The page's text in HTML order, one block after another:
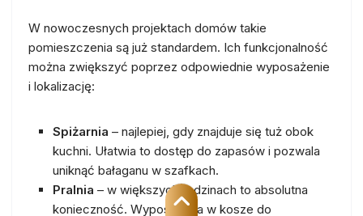
W nowoczesnych projektach domów takie
pomieszczenia są już standardem. Ich funkcjonalność
można zwiększyć poprzez odpowiednie wyposażenie
i lokalizację:
Spiżarnia – najlepiej, gdy znajduje się tuż obok
kuchni. Ułatwia to dostęp do zapasów i pozwala
uniknąć bałaganu w szafkach.
Pralnia – w większych rodzinach to absolutna
konieczność. Wyposażona w kosze do